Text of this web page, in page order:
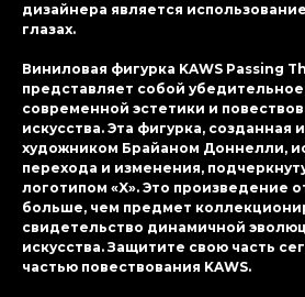
дизайнера является использование
глазах.
Виниловая фигурка KAWS Passing
представляет собой
современной эстетики и
искусства. Эта фигурка, созданная
художником Брайаном Доннелли,
перехода и изменения,
логотипом «X». Это произведение
больше, чем предмет
свидетельство динамичной
искусства. Защитите свою часть
частью повествования KAWS.